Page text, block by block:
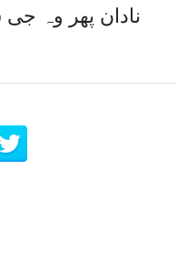
نادان پھر وہ جی